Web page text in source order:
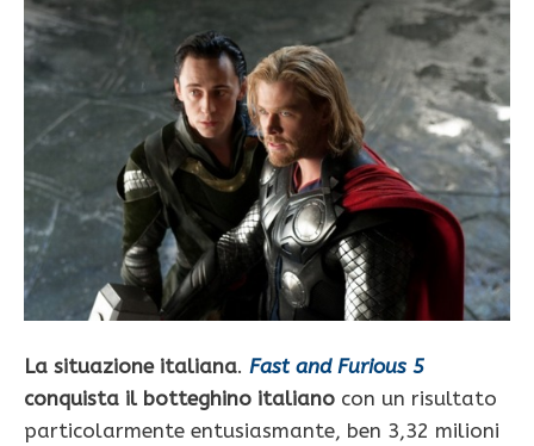
La situazione italiana. Fast and Furious 5
conquista il botteghino italiano con un risultato
particolarmente entusiasmante, ben 3,32 milioni